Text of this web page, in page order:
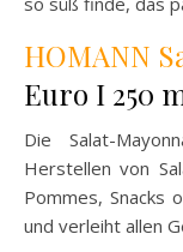
HOMANN
Euro I 250
Die Salat-
Herstellen von
Pommes, Snacks
und verleiht allen